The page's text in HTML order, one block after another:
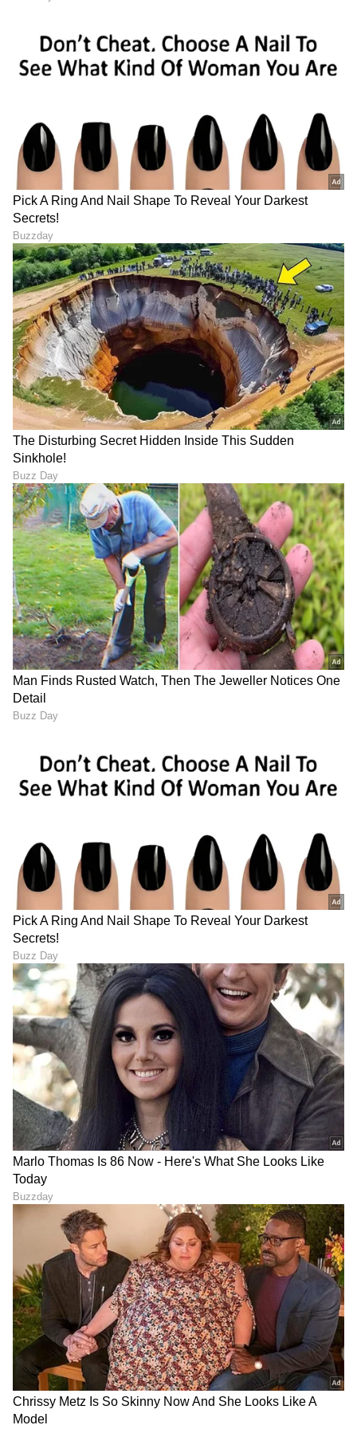
SK Sathish Kumar KH
ವಿಜಯನಗರ ಜಿಲ್ಲೆ ಕಂದಗಲ್‌ಪುರ ಗ್ರಾಮದವನು ಮೂಲತಃ ಶಿಕ್ಷಕ.
ಆದರೆ, ಆಕರ್ಷಿಸಿದ್ದು ಪತ್ರಿಕೋದ್ಯಮ. ಎಂಟು ವರ್ಷಗಳಿಂದ
ಪ್ರಜಾವಾಣಿ, ವಿಜಯವಾಣಿ ನಂತರ ಇದೀಗ ಏಷ್ಯಾನೆಟ್ ಕನ್ನಡದಲ್ಲಿ
ಕಾರ್ಯನಿರ್ವಹಿಸುತ್ತಿದ್ದೇನೆ. ಕರ್ನಾಟಕ ರಾಜಕಾರಣ ನೆಚ್ಚಿನ ಕ್ಷೇತ್ರ.
ಡಿಜಿಟಲ್ ಮಾಧ್ಯಮಕ್ಕನುಗುಣವಾಗಿ ಶಿಕ್ಷಣ, ಆರೋಗ್ಯ, ಸಿನಿಮಾ
ಸುದ್ದಿಗಳನ್ನೂ ಬರೆಯುತ್ತೇನೆ. ಕ್ರಿಕೆಟ್, ಕೃಷಿ ಇಷ್ಟ. ಓದು ನೆಚ್ಚಿನ
ಹವ್ಯಾಸ.
ತಿರುಮಲ ತಿರುಪತಿ ದೇವಸ್ಥಾನಂ ತಿರುಪತಿ ಭಾರತ ಸುದ್ದಿ ವ್ಯಾಪಾರ ಸುದ್ದಿ
ಕರ್ನಾಟಕ, ಭಾರತ (India News) ಮತ್ತು ಜಗತ್ತಿನ
ಕ್ಷಣಕ್ಷಣದ ಕನ್ನಡ ಸುದ್ದಿ (Kannada News)
ಅಪ್ಡೇಟ್‌ಗಳಿಗಾಗಿ ಏಷ್ಯಾನೆಟ್ ಸುವರ್ಣ ನ್ಯೂಸ್‌ ಫಾಲೋ
ಮಾಡಿ. ಬ್ರೇಕಿಂಗ್ ಸುದ್ದಿ (Latest Kannada News),
ವಿಶೇಷ ವರದಿಗಳು ಮತ್ತು ನೇರ ಪ್ರಸಾರಗಳೊಂದಿಗೆ
(kannada news live
) ಸಂಪೂರ್ಣ ಮಾಹಿತಿ ಒಂದೇ
ಕ್ಲಿಕ್‌ನಲ್ಲಿ ಲಭ್ಯ. ಏಷ್ಯಾನೆಟ್ ಸುವರ್ಣ ನ್ಯೂಸ್ ಅಧಿಕೃತ
ಆ್ಯಪ್ ಡೌನ್‌ಲೋಡ್ ಮಾಡಿ ಹಾಗು ಎಲ್ಲಾ ಅಪ್‌ಡೇಟ್
ಗಳನ್ನು ಪಡೆಯಿರಿ
RECOMMENDED STORIES
ಟಿಂಡರ್‍‌ನಲ್ಲಿ ಸ್ನೇಹ,
ಬೆಡ್‌ರೂಮ್‌ನಲ್ಲಿ ವಿಡಿಯೋ.. 6
ಕೋಟಿ ರೂಪಾಯಿ ಲೂಟಿ ಹೊಡೆದ
ಕಿಲಾಡಿ ಲೇಡಿ
ಬೆಂಗಳೂರು-ಮೆಜೆಸ್ಟಿಕ್ ಬಳಿ ಯಶ್
ಹವಾ; ರಾಕಿಂಗ್ ಸ್ಟಾರ್ ನೋಡಲು
ನೂರಾರು ಜನ ಫ್ಯಾನ್ಸ್ ಆಗಮನ!
ಮಧ್ಯಾಹ್ನ 30 ನಿಮಿಷ ನಿದ್ದೆ ಬೇಕು,
ಸಂದರ್ಶನದಲ್ಲಿ Gen-Z ಬೇಡಿಕೆ
ಕೇಳಿ ಕಂಪನಿ ಸಿಇಒ ಮಾಡಿದ್ದೇನು?
ಪೊಲೀಸರಿಗೇ ಚಾಲೆಂಜ್ ಹಾಕಿದ
ವಿಡಿಯೋ- ಬಳಿಕ ಏನಾಯ್ತು
LATEST VIDEOS
"ರಾಜಕೀಯ ಬೇಡ, ಸಿನಿಮಾನೇ ಪ್ರಾಣ":
ಕನಕೋತ್ಸವದಲ್ಲಿ ರಿಷಬ್ ಶೆಟ್ಟಿ | Rishab
Shetty speech | Suvarna News
ಶೇ.50 ರಿಂದ ಶೇ.18 ಕ್ಕೆ TAX ಇಳಿಕೆ: ಮೋದಿ-
ಟ್ರಂಪ್ ಐತಿಹಾಸಿಕ ಒಪ್ಪಂದ | India US
Trade Deal | Party Rounds